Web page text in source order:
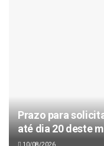
Prazo para
até dia 20 deste
10/08/2026